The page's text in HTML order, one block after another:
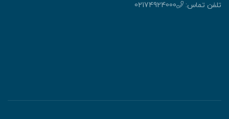
تلفن تماس: 02174924000